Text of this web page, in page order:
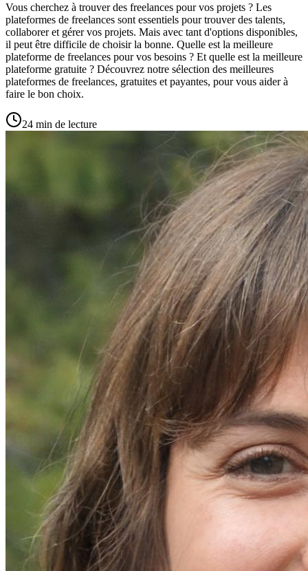
Vous cherchez à trouver des freelances pour vos projets ? Les
plateformes de freelances sont essentiels pour trouver des talents,
collaborer et gérer vos projets. Mais avec tant d'options disponibles,
il peut être difficile de choisir la bonne. Quelle est la meilleure
plateforme de freelances pour vos besoins ? Et quelle est la meilleure
plateforme gratuite ? Découvrez notre sélection des meilleures
plateformes de freelances, gratuites et payantes, pour vous aider à
faire le bon choix.
24 min de lecture